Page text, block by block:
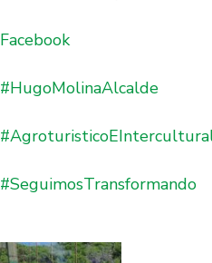
Facebook
#HugoMolinaAlcalde
#SeguimosTransformando